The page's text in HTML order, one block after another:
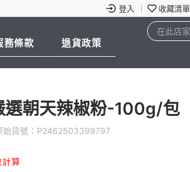
登入 收藏清單
務條款 退貨政策
選朝天辣椒粉-100g/包
貨號： P2462503399797
計算